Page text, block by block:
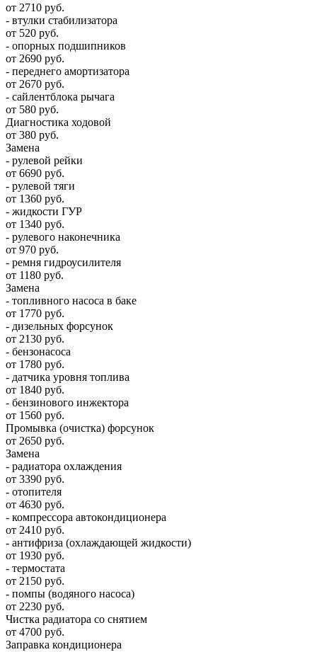
от 2710 руб.
- втулки стабилизатора
от 520 руб.
- опорных подшипников
от 2690 руб.
- переднего амортизатора
от 2670 руб.
- сайлентблока рычага
от 580 руб.
Диагностика ходовой
от 380 руб.
Замена
- рулевой рейки
от 6690 руб.
- рулевой тяги
от 1360 руб.
- жидкости ГУР
от 1340 руб.
- рулевого наконечника
от 970 руб.
- ремня гидроусилителя
от 1180 руб.
Замена
- топливного насоса в баке
от 1770 руб.
- дизельных форсунок
от 2130 руб.
- бензонасоса
от 1780 руб.
- датчика уровня топлива
от 1840 руб.
- бензинового инжектора
от 1560 руб.
Промывка (очистка) форсунок
от 2650 руб.
Замена
- радиатора охлаждения
от 3390 руб.
- отопителя
от 4630 руб.
- компрессора автокондиционера
от 2410 руб.
- антифриза (охлаждающей жидкости)
от 1930 руб.
- термостата
от 2150 руб.
- помпы (водяного насоса)
от 2230 руб.
Чистка радиатора со снятием
от 4700 руб.
Заправка кондиционера